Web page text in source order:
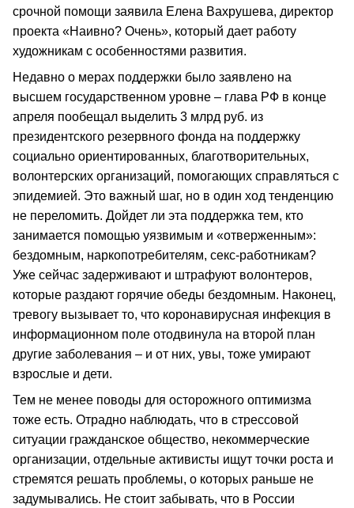
срочной помощи заявила Елена Вахрушева, директор
проекта «Наивно? Очень», который дает работу
художникам с особенностями развития.
Недавно о мерах поддержки было заявлено на
высшем государственном уровне – глава РФ в конце
апреля пообещал выделить 3 млрд руб. из
президентского резервного фонда на поддержку
социально ориентированных, благотворительных,
волонтерских организаций, помогающих справляться с
эпидемией. Это важный шаг, но в один ход тенденцию
не переломить. Дойдет ли эта поддержка тем, кто
занимается помощью уязвимым и «отверженным»:
бездомным, наркопотребителям, секс-работникам?
Уже сейчас задерживают и штрафуют волонтеров,
которые раздают горячие обеды бездомным. Наконец,
тревогу вызывает то, что коронавирусная инфекция в
информационном поле отодвинула на второй план
другие заболевания – и от них, увы, тоже умирают
взрослые и дети.
Тем не менее поводы для осторожного оптимизма
тоже есть. Отрадно наблюдать, что в стрессовой
ситуации гражданское общество, некоммерческие
организации, отдельные активисты ищут точки роста и
стремятся решать проблемы, о которых раньше не
задумывались. Не стоит забывать, что в России